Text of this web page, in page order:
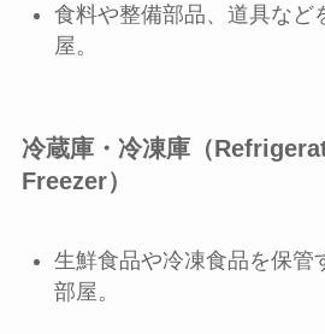
食料や整備部品、道具など
屋。
冷蔵庫・冷凍庫（
Freezer）
生鮮食品や冷凍食品を保管
部屋。